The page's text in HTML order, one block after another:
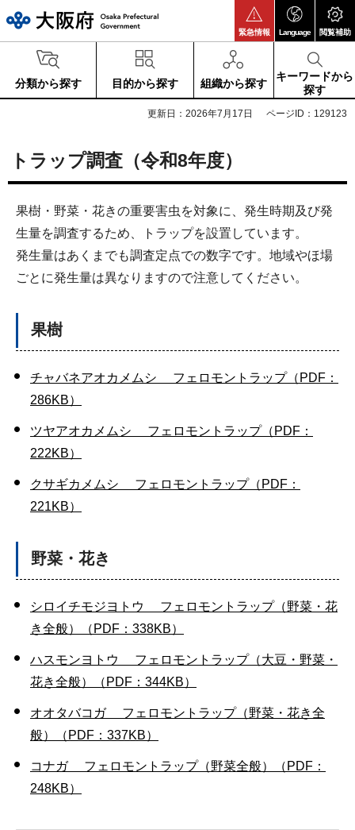
緊急情報 Language 閲覧補助
分類から探す 目的から探す 組織から探す
キーワードから
探す
更新日：2026年7月17日 ページID：129123
トラップ調査（令和8年度）
果樹・野菜・花きの重要害虫を対象に、発生時期及び発
生量を調査するため、トラップを設置しています。
発生量はあくまでも調査定点での数字です。地域やほ場
ごとに発生量は異なりますので注意してください。
果樹
チャバネアオカメムシ フェロモントラップ（PDF：
286KB）
ツヤアオカメムシ フェロモントラップ（PDF：
222KB）
クサギカメムシ フェロモントラップ（PDF：
221KB）
野菜・花き
シロイチモジヨトウ フェロモントラップ（野菜・花
き全般）（PDF：338KB）
ハスモンヨトウ フェロモントラップ（大豆・野菜・
花き全般）（PDF：344KB）
オオタバコガ フェロモントラップ（野菜・花き全
般）（PDF：337KB）
コナガ フェロモントラップ（野菜全般）（PDF：
248KB）